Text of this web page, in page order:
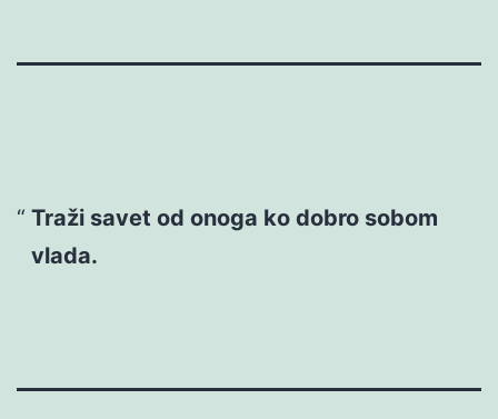
Traži savet od onoga ko dobro sobom
vlada.